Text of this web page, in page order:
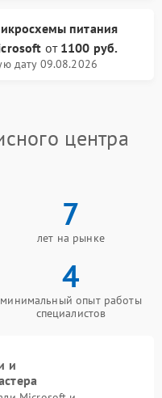
питания
от 1100 руб.
дату 09.08.2026
центра
7
лет на рынке
4
минимальный опыт работы
специалистов
и